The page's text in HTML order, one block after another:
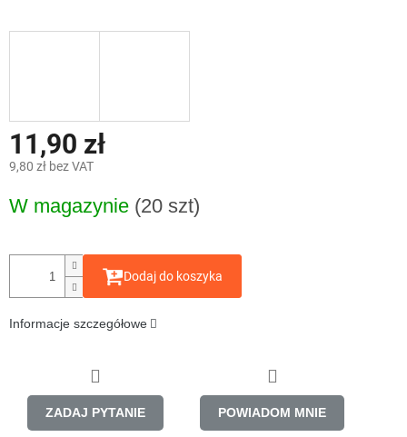
11,90 zł
9,80 zł bez VAT
jednostkowa:
W magazynie (20 szt)
Dodaj do koszyka
Informacje szczegółowe
ZADAJ PYTANIE POWIADOM MNIE